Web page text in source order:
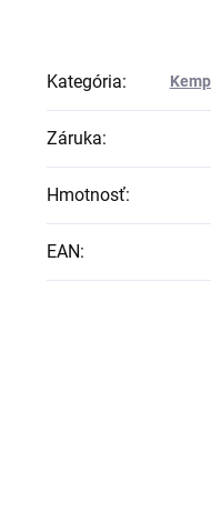
Kategória:
Záruka:
Hmotnosť:
EAN: